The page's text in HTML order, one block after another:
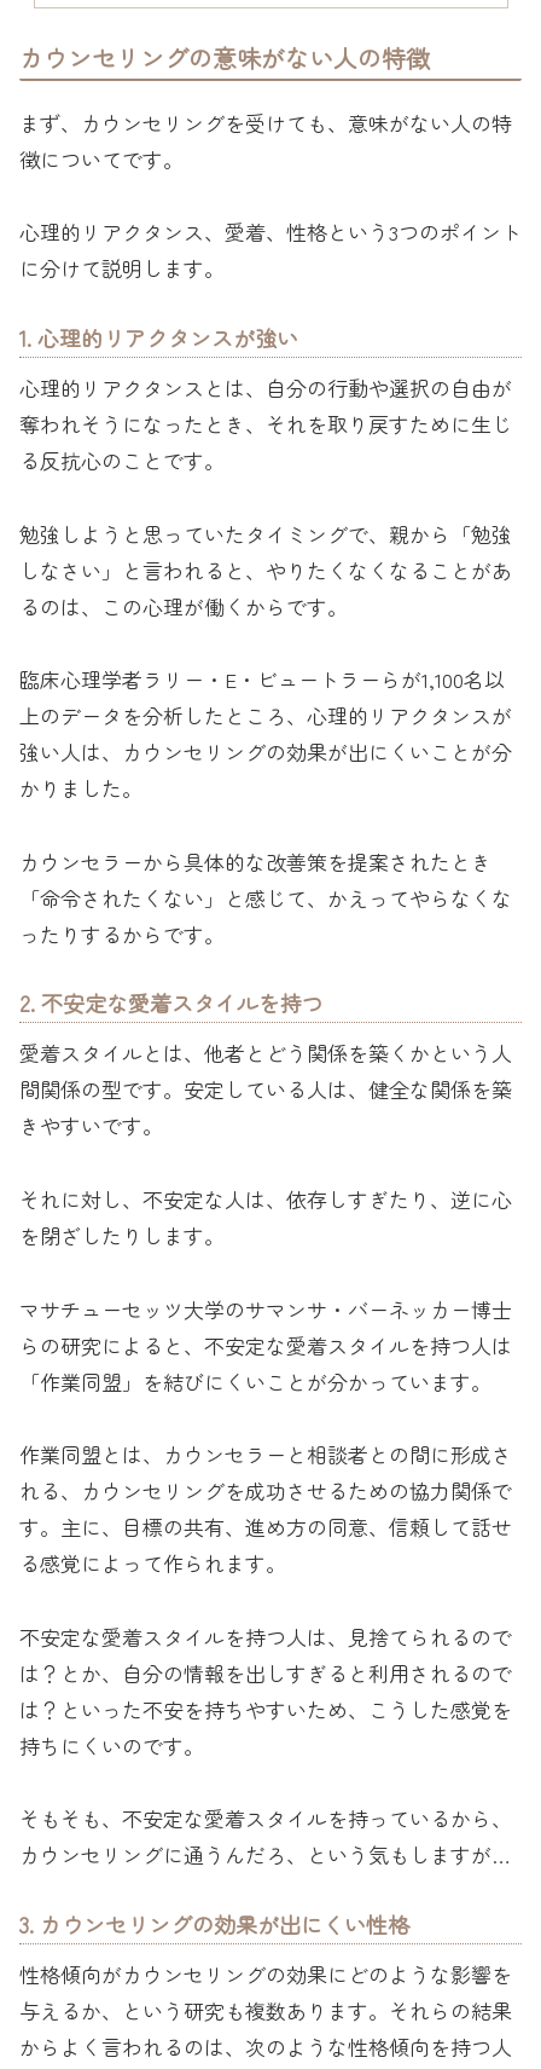
カウンセリングの意味がない人の特徴
まず、カウンセリングを受けても、意味がない人の特
徴についてです。
心理的リアクタンス、愛着、性格という3つのポイント
に分けて説明します。
1. 心理的リアクタンスが強い
心理的リアクタンスとは、自分の行動や選択の自由が
奪われそうになったとき、それを取り戻すために生じ
る反抗心のことです。
勉強しようと思っていたタイミングで、親から「勉強
しなさい」と言われると、やりたくなくなることがあ
るのは、この心理が働くからです。
臨床心理学者ラリー・E・ビュートラーらが1,100名以
上のデータを分析したところ、心理的リアクタンスが
強い人は、カウンセリングの効果が出にくいことが分
かりました。
カウンセラーから具体的な改善策を提案されたとき
「命令されたくない」と感じて、かえってやらなくな
ったりするからです。
2. 不安定な愛着スタイルを持つ
愛着スタイルとは、他者とどう関係を築くかという人
間関係の型です。安定している人は、健全な関係を築
きやすいです。
それに対し、不安定な人は、依存しすぎたり、逆に心
を閉ざしたりします。
マサチューセッツ大学のサマンサ・バーネッカー博士
らの研究によると、不安定な愛着スタイルを持つ人は
「作業同盟」を結びにくいことが分かっています。
作業同盟とは、カウンセラーと相談者との間に形成さ
れる、カウンセリングを成功させるための協力関係で
す。主に、目標の共有、進め方の同意、信頼して話せ
る感覚によって作られます。
不安定な愛着スタイルを持つ人は、見捨てられるので
は？とか、自分の情報を出しすぎると利用されるので
は？といった不安を持ちやすいため、こうした感覚を
持ちにくいのです。
そもそも、不安定な愛着スタイルを持っているから、
カウンセリングに通うんだろ、という気もしますが…
3. カウンセリングの効果が出にくい性格
性格傾向がカウンセリングの効果にどのような影響を
与えるか、という研究も複数あります。それらの結果
からよく言われるのは、次のような性格傾向を持つ人